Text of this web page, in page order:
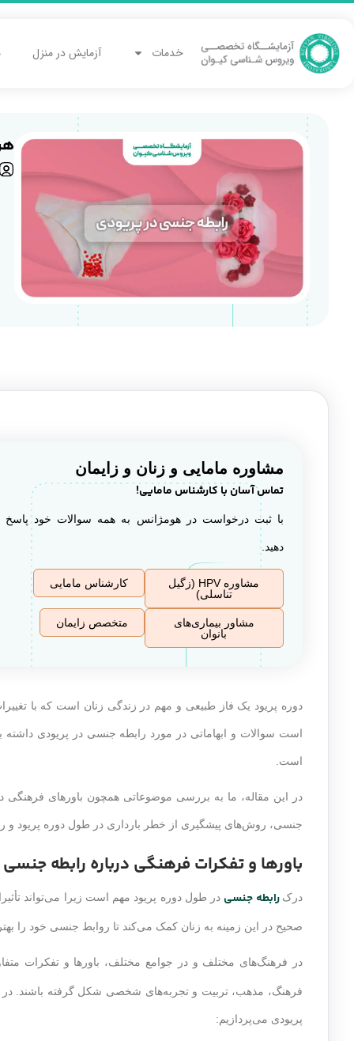
خدمات آزمایش در منزل
مشاوره مامایی و زنان و زایمان
تماس آسان با کارشناس مامایی!
با ثبت درخواست در هومژانس به همه سوالات خود پاسخ
دهید.
مشاوره HPV (زگیل
تناسلی)
کارشناس مامایی
مشاور بیماری‌های
بانوان
متخصص زایمان
دوره پریود یک فاز طبیعی و مهم در زندگی زنان است که با
است سوالات و ابهاماتی در مورد رابطه جنسی در پریودی
است.
در این مقاله، ما به بررسی موضوعاتی همچون باورهای فرهنگی
جنسی، روش‌های پیشگیری از خطر بارداری در طول دوره پریود و
باورها و تفکرات فرهنگی درباره رابطه
درک رابطه جنسی در طول دوره پریود مهم است زیرا می‌تواند
صحیح در این زمینه به زنان کمک می‌کند تا روابط جنسی خود را
در فرهنگ‌های مختلف و در جوامع مختلف، باورها و تفکرات
فرهنگ، مذهب، تربیت و تجربه‌های شخصی شکل گرفته باشند. در
پریودی می‌پردازیم: